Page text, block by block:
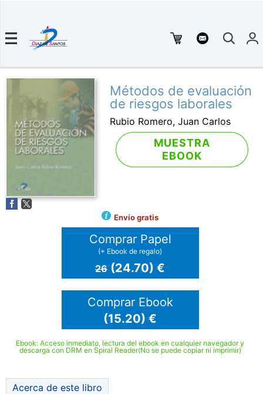
Métodos de evaluación
de riesgos laborales
Rubio Romero, Juan Carlos
MUESTRA
EBOOK
Envío gratis
Comprar Papel
(+ Ebook de regalo)
26 (24.70) €
Comprar Ebook
(15.20) €
Ebook: Acceso inmediato, lectura del ebook en cualquier navegador y
descarga con DRM en Spiral Reader(No se puede copiar ni imprimir)
Acerca de este libro